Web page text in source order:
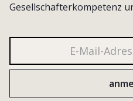
Gesellschafterkompetenz